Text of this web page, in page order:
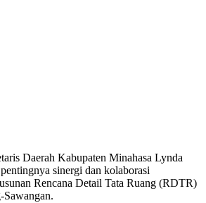
Daerah Kabupaten Minahasa Lynda
sinergi dan kolaborasi
Rencana Detail Tata Ruang (RDTR)